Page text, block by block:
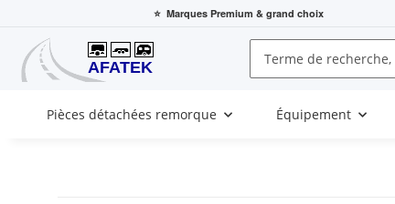
⭐ Marques Premium & grand choix
Pièces détachées remorque Équipement